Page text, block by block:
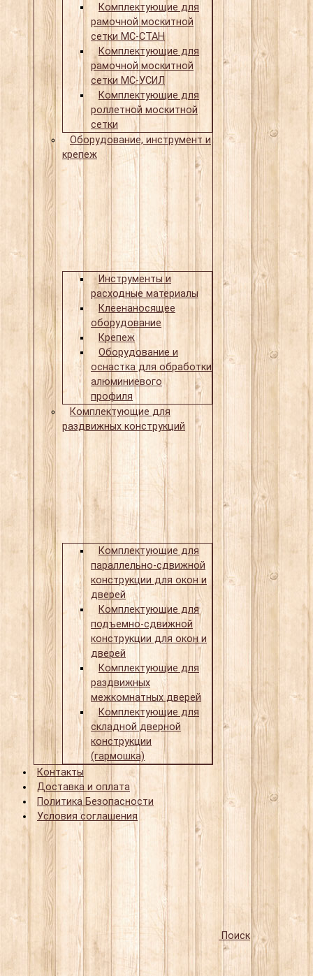
Комплектующие для
рамочной москитной
сетки МС-СТАН
Комплектующие для
рамочной москитной
сетки МС-УСИЛ
Комплектующие для
роллетной москитной
сетки
Оборудование, инструмент и
крепеж
Инструменты и
расходные материалы
Клеенаносящее
оборудование
Крепеж
Оборудование и
оснастка для обработки
алюминиевого
профиля
Комплектующие для
раздвижных конструкций
Комплектующие для
параллельно-сдвижной
конструкции для окон и
дверей
Комплектующие для
подъемно-сдвижной
конструкции для окон и
дверей
Комплектующие для
раздвижных
межкомнатных дверей
Комплектующие для
складной дверной
конструкции
(гармошка)
Контакты
Доставка и оплата
Политика Безопасности
Условия соглашения
Поиск